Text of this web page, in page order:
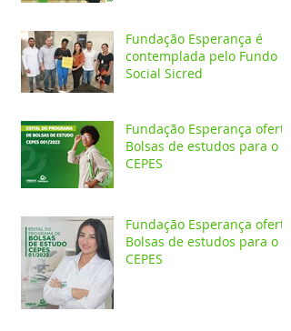
Fundação Esperança é
contemplada pelo Fundo
Social Sicred
Fundação Esperança oferta
Bolsas de estudos para o
CEPES
Fundação Esperança oferta
Bolsas de estudos para o
CEPES